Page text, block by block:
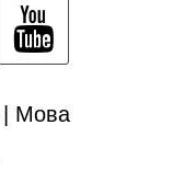
| Мова